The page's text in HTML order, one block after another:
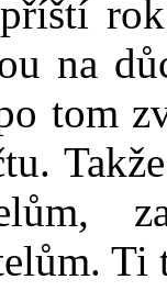
rok
na
tom
Ti